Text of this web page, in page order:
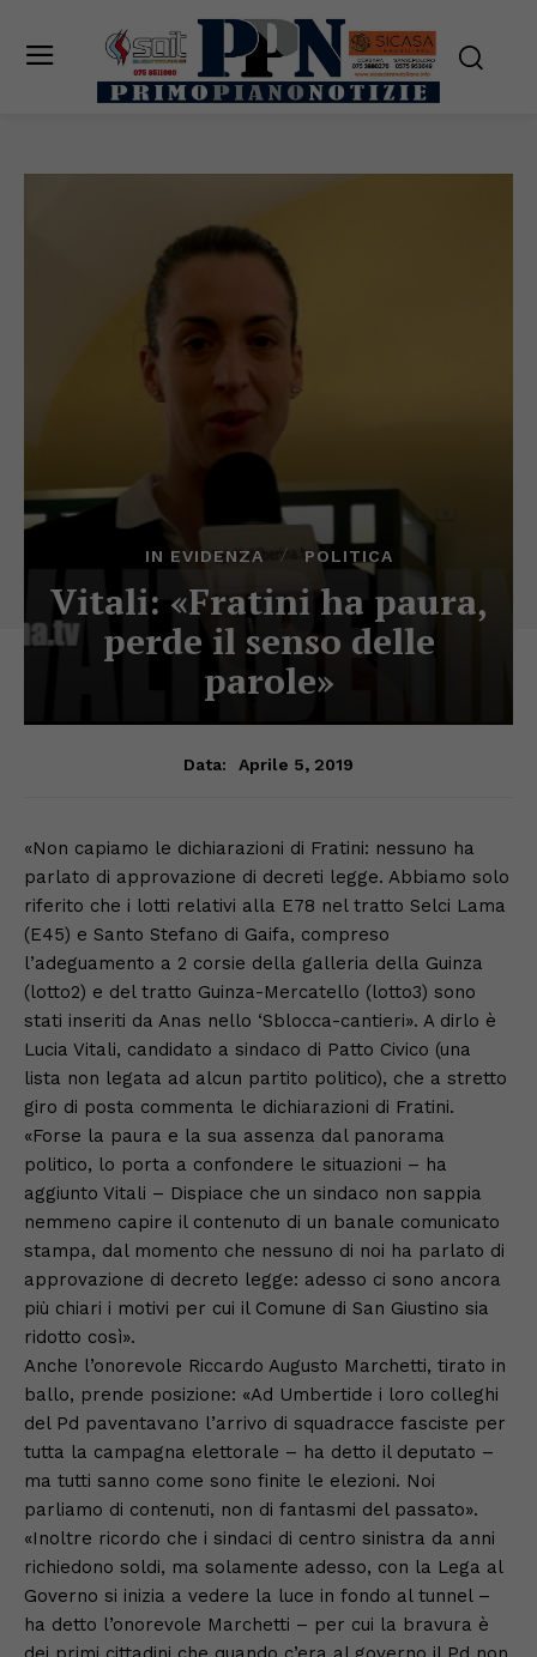
IN EVIDENZA POLITICA
Vitali: «Fratini ha paura,
perde il senso delle
parole»
Data: Aprile 5, 2019
«Non capiamo le dichiarazioni di Fratini: nessuno ha
parlato di approvazione di decreti legge. Abbiamo solo
riferito che i lotti relativi alla E78 nel tratto Selci Lama
(E45) e Santo Stefano di Gaifa, compreso
l’adeguamento a 2 corsie della galleria della Guinza
(lotto2) e del tratto Guinza-Mercatello (lotto3) sono
stati inseriti da Anas nello ‘Sblocca-cantieri». A dirlo è
Lucia Vitali, candidato a sindaco di Patto Civico (una
lista non legata ad alcun partito politico), che a stretto
giro di posta commenta le dichiarazioni di Fratini.
«Forse la paura e la sua assenza dal panorama
politico, lo porta a confondere le situazioni – ha
aggiunto Vitali – Dispiace che un sindaco non sappia
nemmeno capire il contenuto di un banale comunicato
stampa, dal momento che nessuno di noi ha parlato di
approvazione di decreto legge: adesso ci sono ancora
più chiari i motivi per cui il Comune di San Giustino sia
ridotto così».
Anche l’onorevole Riccardo Augusto Marchetti, tirato in
ballo, prende posizione: «Ad Umbertide i loro colleghi
del Pd paventavano l’arrivo di squadracce fasciste per
tutta la campagna elettorale – ha detto il deputato –
ma tutti sanno come sono finite le elezioni. Noi
parliamo di contenuti, non di fantasmi del passato».
«Inoltre ricordo che i sindaci di centro sinistra da anni
richiedono soldi, ma solamente adesso, con la Lega al
Governo si inizia a vedere la luce in fondo al tunnel –
ha detto l’onorevole Marchetti – per cui la bravura è